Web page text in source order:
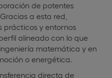
de potentes
a esta red,
prácticos y entornos
alineado con lo que
matemática y en
o energética.
directa de